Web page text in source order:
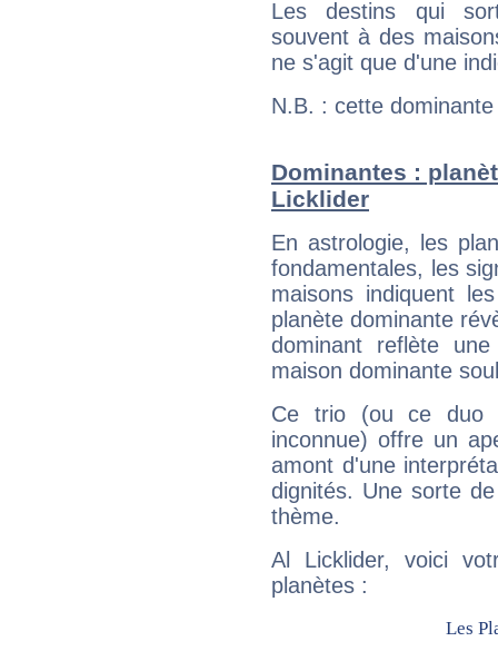
Les destins qui
souvent à des
ne s'agit que d'une
N.B. : cette
Dominantes :
Licklider
En astrologie, les
fondamentales, les
maisons indiquent
planète dominante
dominant reflète
maison dominante
Ce trio (ou ce duo
inconnue) offre un
amont d'une
dignités. Une sorte
thème.
Al Licklider, voici
planètes :